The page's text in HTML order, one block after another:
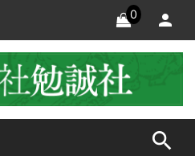
0
search